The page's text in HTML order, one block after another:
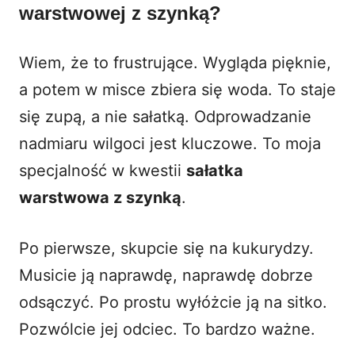
warstwowej z szynką?
Wiem, że to frustrujące. Wygląda pięknie,
a potem w misce zbiera się woda. To staje
się zupą, a nie sałatką. Odprowadzanie
nadmiaru wilgoci jest kluczowe. To moja
specjalność w kwestii sałatka
warstwowa z szynką.
Po pierwsze, skupcie się na kukurydzy.
Musicie ją naprawdę, naprawdę dobrze
odsączyć. Po prostu wyłóżcie ją na sitko.
Pozwólcie jej odciec. To bardzo ważne.